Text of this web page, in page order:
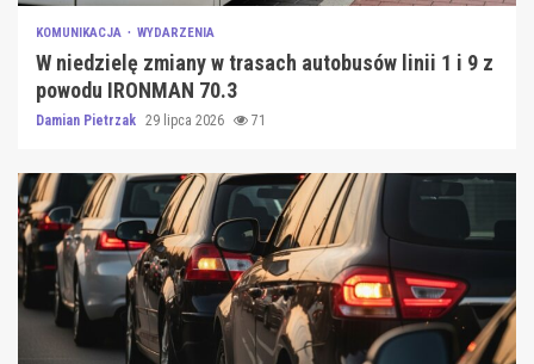
KOMUNIKACJA WYDARZENIA
W niedzielę zmiany w trasach autobusów linii 1 i 9 z
powodu IRONMAN 70.3
Damian Pietrzak 29 lipca 2026 71